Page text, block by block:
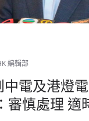
編輯部
電及港燈
審慎處理 適